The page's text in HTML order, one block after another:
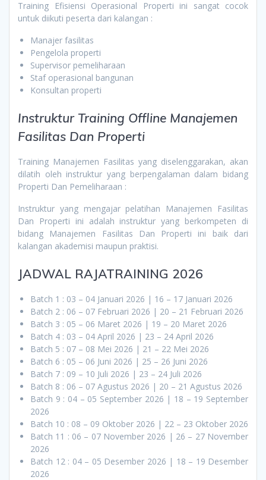
Training Efisiensi Operasional Properti ini sangat cocok
untuk diikuti peserta dari kalangan :
Manajer fasilitas
Pengelola properti
Supervisor pemeliharaan
Staf operasional bangunan
Konsultan properti
Instruktur Training Offline Manajemen
Fasilitas Dan Properti
Training Manajemen Fasilitas yang diselenggarakan, akan
dilatih oleh instruktur yang berpengalaman dalam bidang
Properti Dan Pemeliharaan :
Instruktur yang mengajar pelatihan Manajemen Fasilitas
Dan Properti ini adalah instruktur yang berkompeten di
bidang Manajemen Fasilitas Dan Properti ini baik dari
kalangan akademisi maupun praktisi.
JADWAL RAJATRAINING 2026
Batch 1 : 03 – 04 Januari 2026 | 16 – 17 Januari 2026
Batch 2 : 06 – 07 Februari 2026 | 20 – 21 Februari 2026
Batch 3 : 05 – 06 Maret 2026 | 19 – 20 Maret 2026
Batch 4 : 03 – 04 April 2026 | 23 – 24 April 2026
Batch 5 : 07 – 08 Mei 2026 | 21 – 22 Mei 2026
Batch 6 : 05 – 06 Juni 2026 | 25 – 26 Juni 2026
Batch 7 : 09 – 10 Juli 2026 | 23 – 24 Juli 2026
Batch 8 : 06 – 07 Agustus 2026 | 20 – 21 Agustus 2026
Batch 9 : 04 – 05 September 2026 | 18 – 19 September
2026
Batch 10 : 08 – 09 Oktober 2026 | 22 – 23 Oktober 2026
Batch 11 : 06 – 07 November 2026 | 26 – 27 November
2026
Batch 12 : 04 – 05 Desember 2026 | 18 – 19 Desember
2026